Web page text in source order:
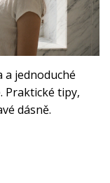
a jednoduché
Praktické tipy,
dásně.